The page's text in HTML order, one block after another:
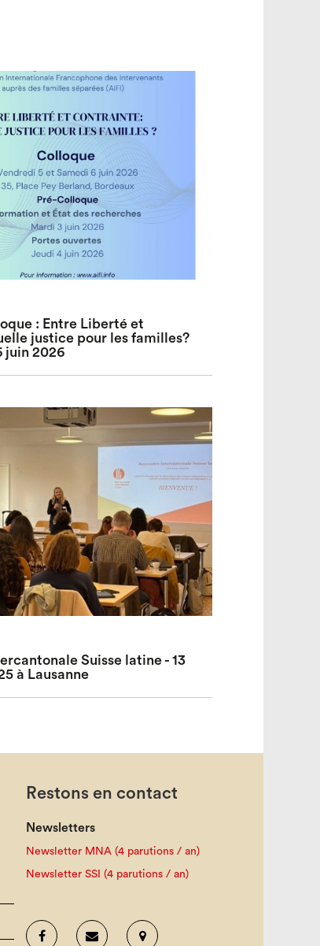
: Entre Liberté et
justice pour les familles?
juin 2026
Suisse latine - 13
à Lausanne
Restons en contact
Newsletters
Newsletter MNA (4 parutions / an)
Newsletter SSI (4 parutions / an)